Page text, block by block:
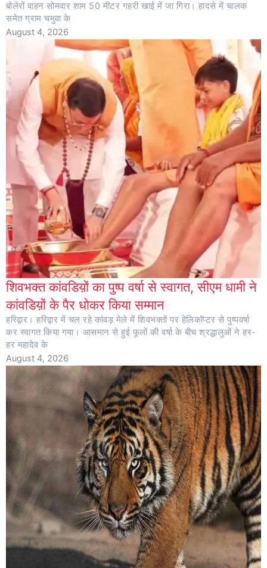
बोलेरों वाहन सोमवार शाम 50 मीटर गहरी खाई में जा गिरा। हादसे में चालक
समेत ग्राम चमुवा के
August 4, 2026
शिवभक्त कांवडिय़ों का पुष्प वर्षा से स्वागत, सीएम धामी ने
कांवडिय़ों के पैर धोकर किया सम्मान
हरिद्वार। हरिद्वार में चल रहे कांवड़ मेले में शिवभक्तों पर हेलिकॉप्टर से पुष्पवर्षा
कर स्वागत किया गया। आसमान से हुई फूलों की वर्षा के बीच श्रद्धालुओं ने हर-
हर महादेव के
August 4, 2026